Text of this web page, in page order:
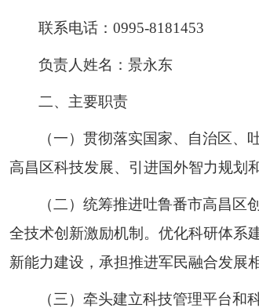
联系电话：0995-8181453
负责人姓名：景永东
二、 主要职责
（一）贯彻落实国家、自治区
高昌区科技发展、引进国外智力规划
（二）统筹推进吐鲁番市高昌
全技术创新激励机制。优化科研体系
新能力建设，承担推进军民融合发展
（三）牵头建立科技管理平台